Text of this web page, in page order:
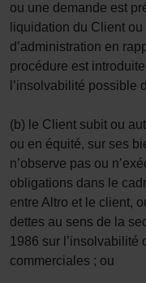
ou une demande est
liquidation du Client ou
d’administration en
procédure est
l’insolvabilité possible
(b) le Client subit ou
ou en équité, sur ses
n’observe pas ou
obligations dans le
entre Altro et le client,
dettes au sens de la
1986 sur l’insolvabilité
commerciales ; ou